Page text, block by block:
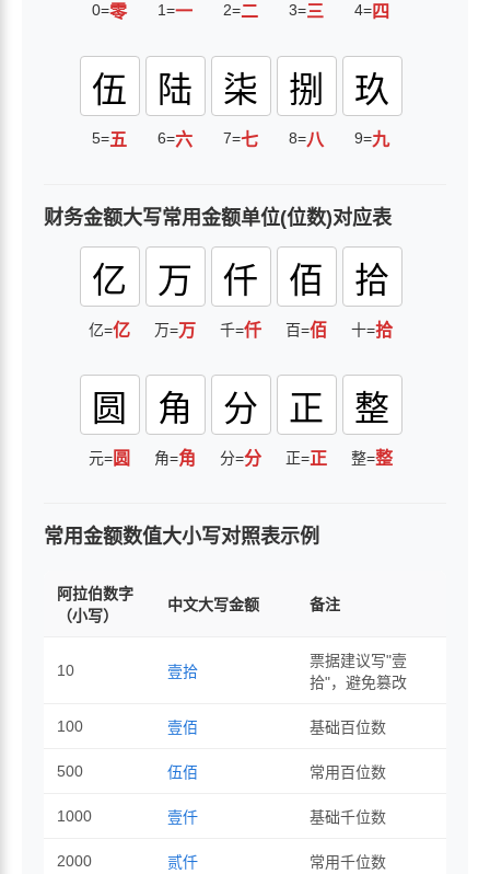
0=零 1=一 2=二 3=三 4=四
伍
5=五
陆
6=六
柒
7=七
捌
8=八
玖
9=九
财务金额大写常用金额单位(位数)对应表
亿
亿=亿
万
万=万
仟
千=仟
佰
百=佰
拾
十=拾
圆
元=圆
角
角=角
分
分=分
正
正=正
整
整=整
常用金额数值大小写对照表示例
阿拉伯数字
（小写）
中文大写金额 备注
10 壹拾
票据建议写"壹
拾"，避免篡改
100 壹佰 基础百位数
500 伍佰 常用百位数
1000 壹仟 基础千位数
2000 贰仟 常用千位数